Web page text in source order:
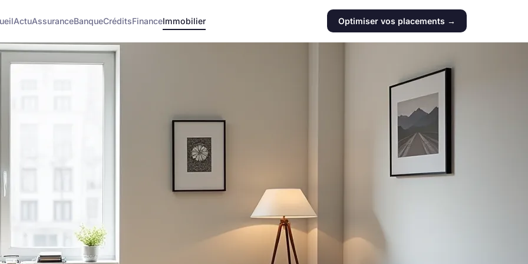
ActuAssuranceBanqueCréditsFinanceImmobilier Optimiser vos placements →